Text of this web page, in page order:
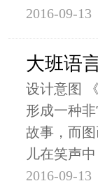
2016-09-13
大班语
设计意图
形成一种
故事，而
儿在笑声中
2016-09-13